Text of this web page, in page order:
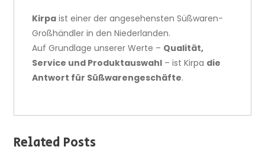
Kirpa ist einer der angesehensten Süßwaren-
Großhändler in den Niederlanden.
Auf Grundlage unserer Werte – Qualität,
Service und Produktauswahl – ist Kirpa die
Antwort für Süßwarengeschäfte.
Related Posts